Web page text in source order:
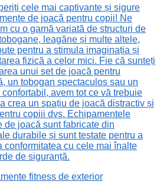
cele mai captivante și sigure
de joacă pentru copii! Ne
cu o gamă variată de structuri de
leagăne și multe altele,
pentru a stimula imaginația și
fizică a celor mici. Fie că sunteți
unui set de joacă pentru
un tobogan spectaculos sau un
confortabil, avem tot ce vă trebuie
crea un spațiu de joacă distractiv și
copiii dvs. Echipamentele
de joacă sunt fabricate din
durabile și sunt testate pentru a
conformitatea cu cele mai înalte
de siguranță.
fitness de exterior